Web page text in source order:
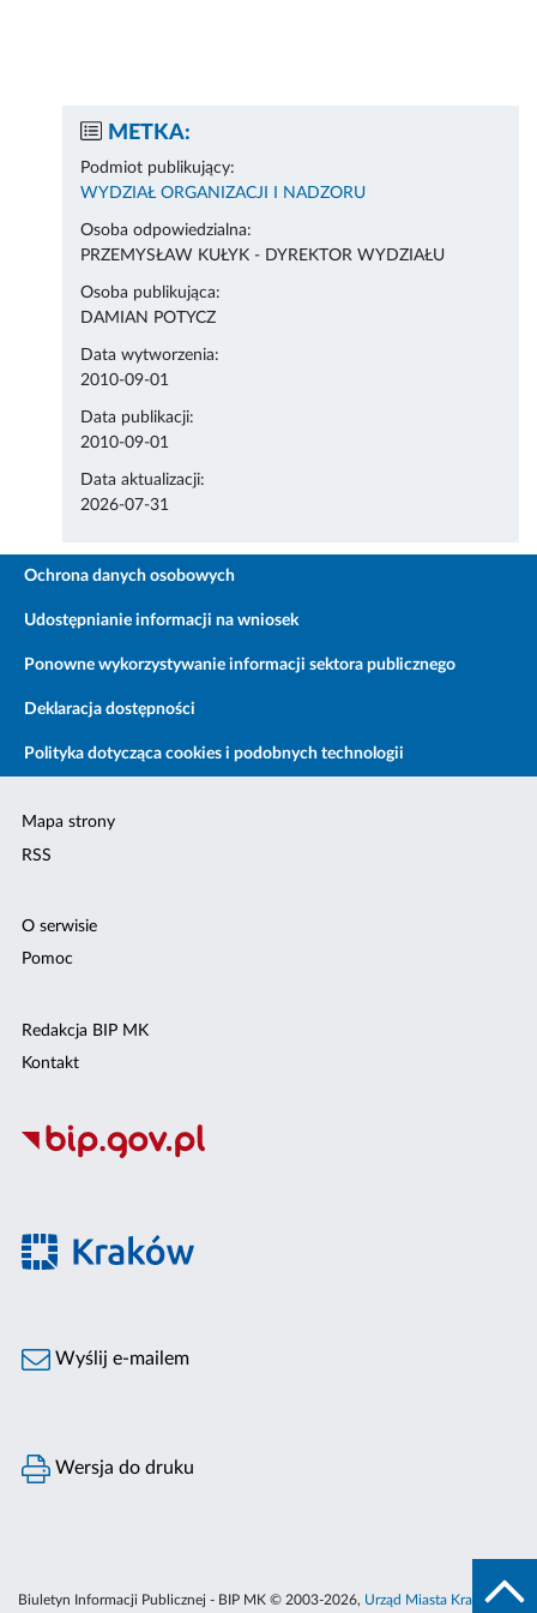
METKA:
Podmiot publikujący:
WYDZIAŁ ORGANIZACJI I NADZORU
Osoba odpowiedzialna:
PRZEMYSŁAW KUŁYK - DYREKTOR WYDZIAŁU
Osoba publikująca:
DAMIAN POTYCZ
Data wytworzenia:
2010-09-01
Data publikacji:
2010-09-01
Data aktualizacji:
2026-07-31
Ochrona danych osobowych
Udostępnianie informacji na wniosek
Ponowne wykorzystywanie informacji sektora publicznego
Deklaracja dostępności
Polityka dotycząca cookies i podobnych technologii
Mapa strony
RSS
O serwisie
Pomoc
Redakcja BIP MK
Kontakt
Wyślij e-mailem
Wersja do druku
Biuletyn Informacji Publicznej - BIP MK © 2003-2026, Urząd Miasta Krakowa